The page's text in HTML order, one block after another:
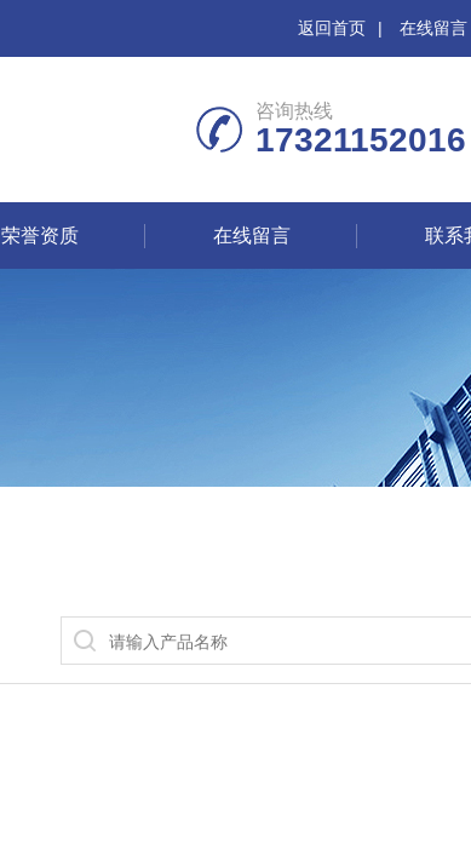
返回首页 | 在线留言
咨询热线
17321152016
荣誉资质 在线留言 联系